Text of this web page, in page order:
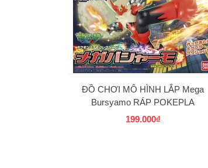
ĐỒ CHƠI MÔ HÌNH LẮP Mega
Bursyamo RÁP POKEPLA
COLLECTION 37 SELECT SERIES
199.000₫